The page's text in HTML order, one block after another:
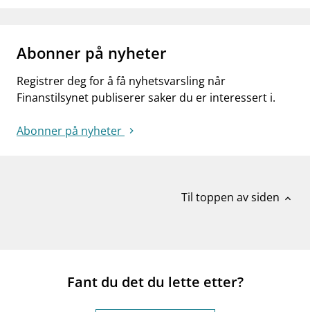
Abonner på nyheter
Registrer deg for å få nyhetsvarsling når
Finanstilsynet publiserer saker du er interessert i.
Abonner på nyheter
Til toppen av siden expand_less
Fant du det du lette etter?